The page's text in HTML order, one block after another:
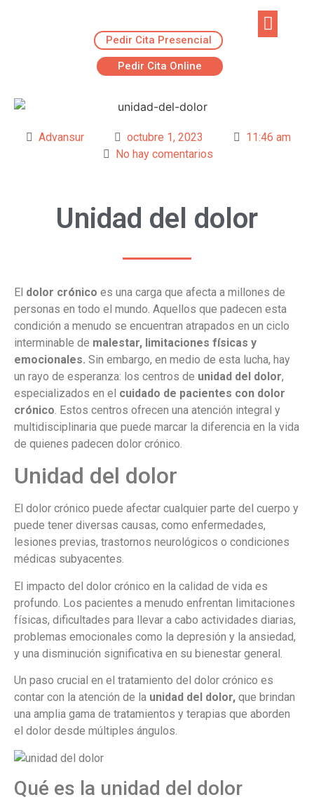
Pedir Cita Presencial
Pedir Cita Online
Advansur octubre 1, 2023
11:46 am
No hay comentarios
Unidad del dolor
El dolor crónico es una carga que afecta a millones de
personas en todo el mundo. Aquellos que padecen esta
condición a menudo se encuentran atrapados en un ciclo
interminable de malestar, limitaciones físicas y
emocionales. Sin embargo, en medio de esta lucha, hay
un rayo de esperanza: los centros de unidad del dolor,
especializados en el cuidado de pacientes con dolor
crónico. Estos centros ofrecen una atención integral y
multidisciplinaria que puede marcar la diferencia en la vida
de quienes padecen dolor crónico.
Unidad del dolor
El dolor crónico puede afectar cualquier parte del cuerpo y
puede tener diversas causas, como enfermedades,
lesiones previas, trastornos neurológicos o condiciones
médicas subyacentes.
El impacto del dolor crónico en la calidad de vida es
profundo. Los pacientes a menudo enfrentan limitaciones
físicas, dificultades para llevar a cabo actividades diarias,
problemas emocionales como la depresión y la ansiedad,
y una disminución significativa en su bienestar general.
Un paso crucial en el tratamiento del dolor crónico es
contar con la atención de la unidad del dolor, que brindan
una amplia gama de tratamientos y terapias que aborden
el dolor desde múltiples ángulos.
Qué es la unidad del dolor